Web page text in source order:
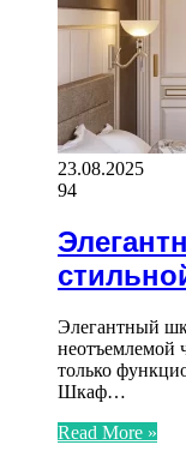
23.08.2025
94
Элегантный
неотъемлемой
только
Шкаф…
Read More »